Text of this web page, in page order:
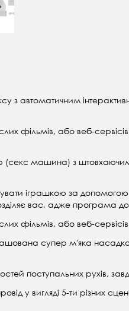
з автоматичним
фільмів, або веб-
машина) з
іграшкою за
вас, адже програма
фільмів, або веб-
супер м'яка
поступальних рухів,
у вигляді 5-ти різних